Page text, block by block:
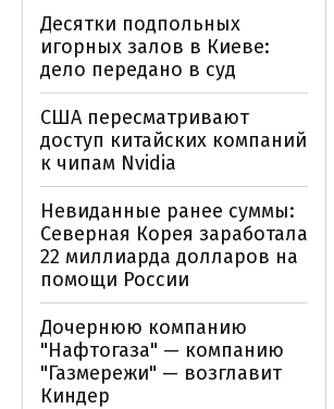
Десятки подпольных
игорных залов в Киеве:
дело передано в суд
США пересматривают
доступ китайских компаний
к чипам Nvidia
Невиданные ранее суммы:
Северная Корея заработала
22 миллиарда долларов на
помощи России
Дочернюю компанию
"Нафтогаза" — компанию
"Газмережи" — возглавит
Киндер